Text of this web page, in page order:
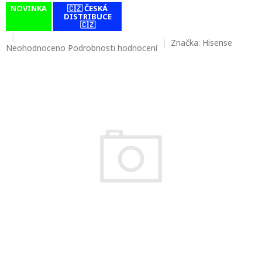
NOVINKA 🇨🇿 ČESKÁ
DISTRIBUCE
🇨🇿
Průměrné
Neohodnoceno Podrobnosti hodnocení Značka: Hisense